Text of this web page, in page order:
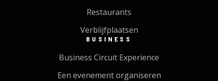
Restaurants
Verblijfplaatsen
BUSINESS
Business Circuit Experience
Een evenement organiseren